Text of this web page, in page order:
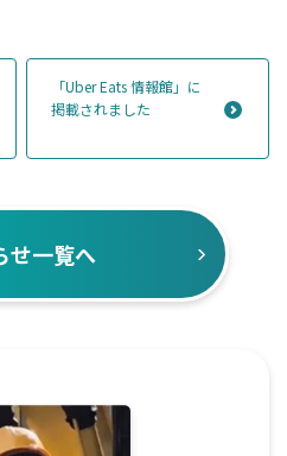
「Uber Eats 情報館」に
掲載されました
せ一覧へ